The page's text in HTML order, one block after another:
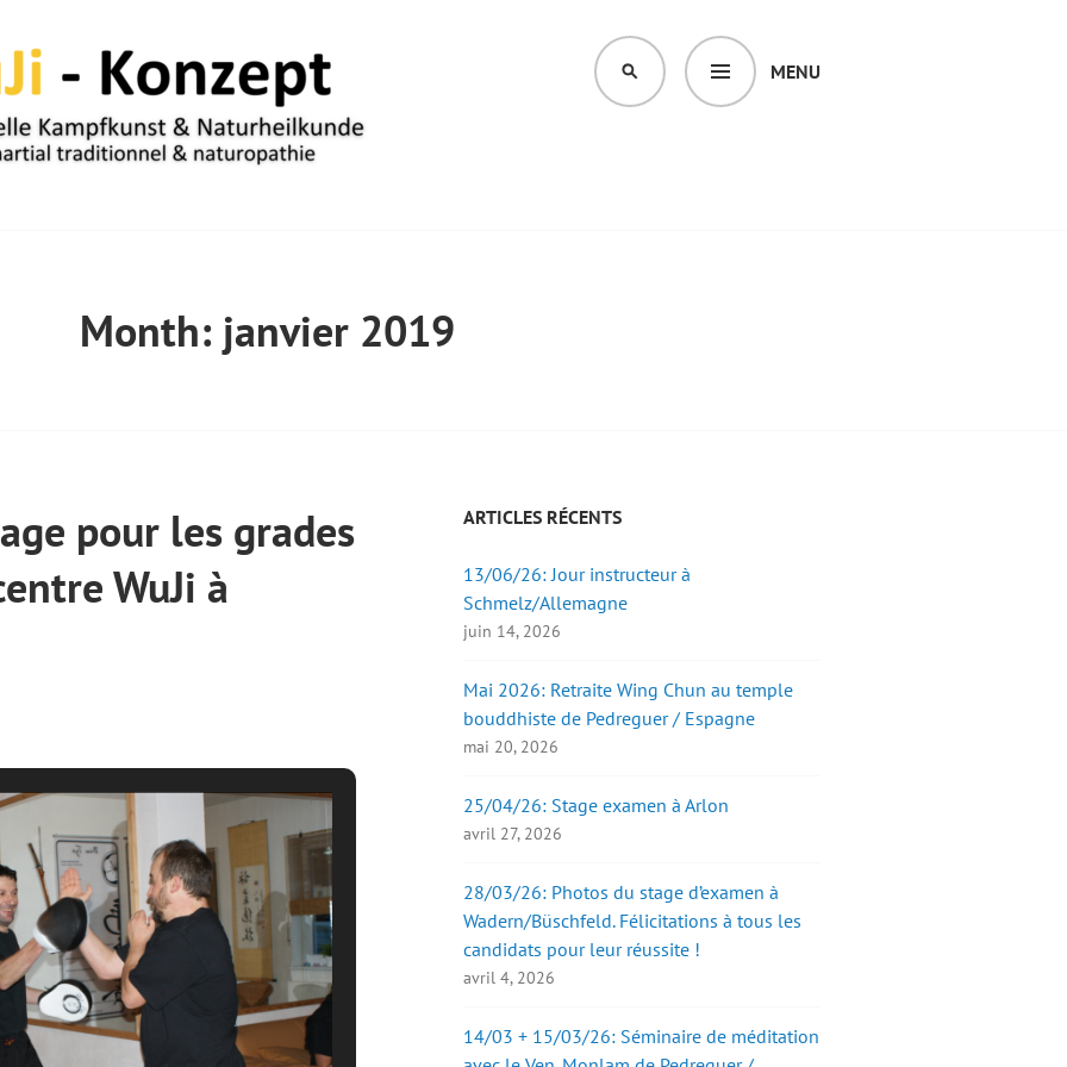
MENU
SEARCH
Month: janvier 2019
pour les grades
WuJi à
ARTICLES RÉCENTS
13/06/26: Jour instructeur à
Schmelz/Allemagne
juin 14, 2026
Mai 2026: Retraite Wing Chun au temple
bouddhiste de Pedreguer / Espagne
mai 20, 2026
25/04/26: Stage examen à Arlon
avril 27, 2026
28/03/26: Photos du stage d’examen à
Wadern/Büschfeld. Félicitations à tous les
candidats pour leur réussite !
avril 4, 2026
14/03 + 15/03/26: Séminaire de méditation